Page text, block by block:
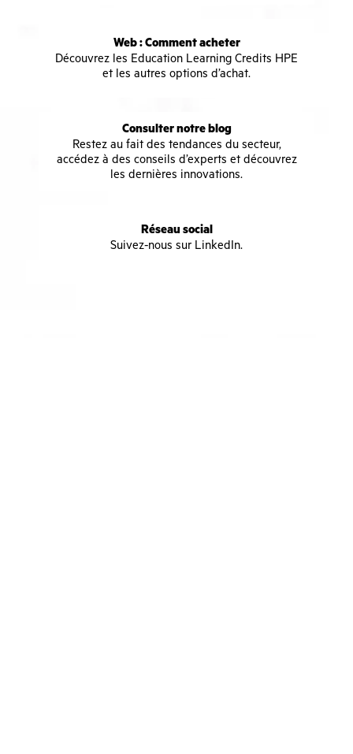
Web : Comment acheter
Découvrez les Education Learning Credits HPE
et les autres options d’achat.
Consulter notre blog
Restez au fait des tendances du secteur,
accédez à des conseils d’experts et découvrez
les dernières innovations.
Réseau social
Suivez-nous sur LinkedIn.